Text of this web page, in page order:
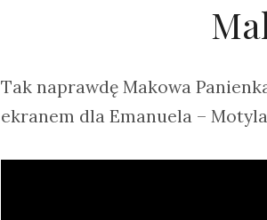
Tak naprawdę Makowa
ekranem dla Emanuela –